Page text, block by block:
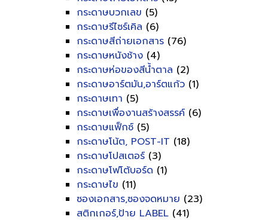
กระดาษบวกเลข (5)
กระดาษรีไซร์เคิล (6)
กระดาษสีถ่ายเอกสาร (76)
กระดาษหนังช้าง (4)
กระดาษห่อของสีน้ำตาล (2)
กระดาษอาร์ตมัน,อาร์ตแก้ว (1)
กระดาษเทา (5)
กระดาษเพื่องานสร้างสรรค์ (6)
กระดาษแฟ็กซ์ (5)
กระดาษโน้ต, POST-IT (18)
กระดาษโปสเตอร์ (3)
กระดาษโฟโต้บอร์ด (1)
กระดาษไข (11)
ซองเอกสาร,ซองจดหมาย (23)
สติกเกอร์,ป้าย LABEL (41)